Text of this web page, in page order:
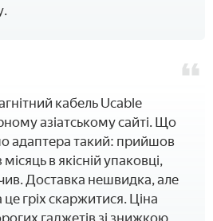
кабель Ucable
азіатському сайті. Що
адаптера такий: прийшов
в якісній упаковці,
Доставка нешвидка, але
це гріх скаржитися. Ціна
гаджетів зі знижкою